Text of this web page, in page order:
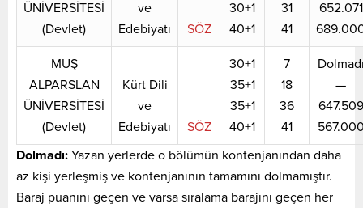
ÜNİVERSİTESİ
(Devlet)
ve
Edebiyatı
SÖZ
30+1
40+1
31
41
652.071
MUŞ
ALPARSLAN
ÜNİVERSİTESİ
(Devlet)
Kürt Dili
ve
Edebiyatı
SÖZ
30+1
35+1
35+1
40+1
7
18
36
41
—
647.509
Dolmadı: Yazan yerlerde o bölümün kontenjanından daha
az kişi yerleşmiş ve kontenjanının tamamını dolmamıştır.
Baraj puanını geçen ve varsa sıralama barajını geçen her